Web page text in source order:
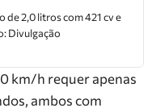
2,0 litros com 421 cv e
Divulgação
km/h requer apenas
ambos com